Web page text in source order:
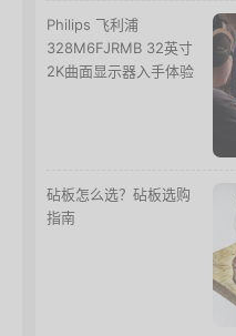
Philips 飞利浦
328M6FJRMB 32英寸
2K曲面显示器入手体验
砧板怎么选？砧板选购
指南